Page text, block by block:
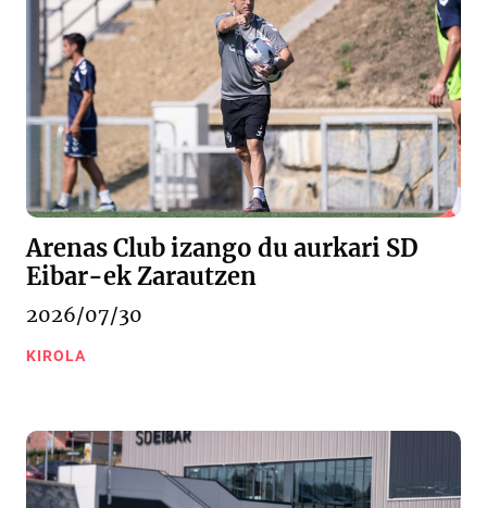
Arenas Club izango du aurkari SD
Eibar-ek Zarautzen
2026/07/30
KIROLA